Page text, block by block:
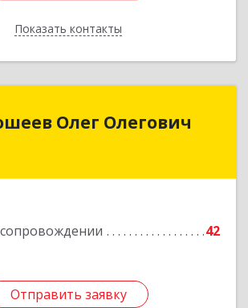
Показать контакты
Назад
Олег Олегович
42
Отправить заявку
Отправить заявку